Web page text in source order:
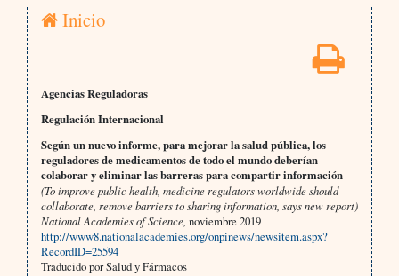
Inicio
Agencias Reguladoras
Regulación Internacional
Según un nuevo informe, para mejorar la salud pública, los
reguladores de medicamentos de todo el mundo deberían
colaborar y eliminar las barreras para compartir información
(To improve public health, medicine regulators worldwide should
collaborate, remove barriers to sharing information, says new report)
National Academies of Science, noviembre 2019
http://www8.nationalacademies.org/onpinews/newsitem.aspx?
RecordID=25594
Traducido por Salud y Fármacos